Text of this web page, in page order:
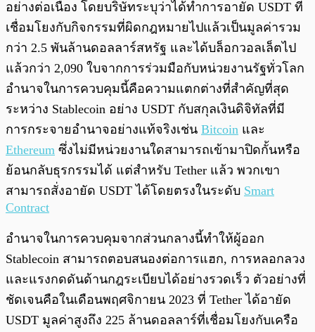
อย่างต่อเนื่อง โดยบริษัทระบุว่าได้ทำการอายัด USDT ที่
เชื่อมโยงกับกิจกรรมที่ผิดกฎหมายไปแล้วเป็นมูลค่ารวม
กว่า 2.5 พันล้านดอลลาร์สหรัฐ และได้บล็อกวอลเล็ตไป
แล้วกว่า 2,090 ใบจากการร่วมมือกับหน่วยงานรัฐทั่วโลก
อำนาจในการควบคุมนี้คือความแตกต่างที่สำคัญที่สุด
ระหว่าง Stablecoin อย่าง USDT กับสกุลเงินดิจิทัลที่มี
การกระจายอำนาจอย่างแท้จริงเช่น Bitcoin และ
Ethereum ซึ่งไม่มีหน่วยงานใดสามารถเข้ามาปิดกั้นหรือ
ย้อนกลับธุรกรรมได้ แต่สำหรับ Tether แล้ว พวกเขา
สามารถสั่งอายัด USDT ได้โดยตรงในระดับ Smart
Contract
อำนาจในการควบคุมจากส่วนกลางนี้ทำให้ผู้ออก
Stablecoin สามารถตอบสนองต่อการแฮก, การหลอกลวง
และแรงกดดันด้านกฎระเบียบได้อย่างรวดเร็ว ตัวอย่างที่
ชัดเจนคือในเดือนพฤศจิกายน 2023 ที่ Tether ได้อายัด
USDT มูลค่าสูงถึง 225 ล้านดอลลาร์ที่เชื่อมโยงกับเครือ